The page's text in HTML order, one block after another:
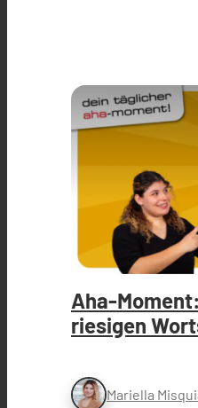
Aha-
riesigen
Mariella